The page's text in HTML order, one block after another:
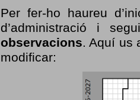
Per fer-ho haureu
d’administració i
observacions. Aquí us
modificar: